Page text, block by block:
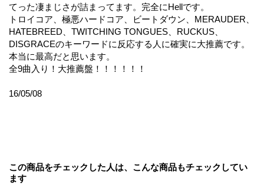
てった凄まじさが詰まってます。完全にHellです。
トロイコア、極悪ハードコア、ビートダウン、MERAUDER、
HATEBREED、TWITCHING TONGUES、RUCKUS、
DISGRACEのキーワードに反応する人に確実に大推薦です。
本当に最高だと思います。
全9曲入り！大推薦盤！！！！！！
16/05/08
この商品をチェックした人は、こんな商品もチェックしてい
ます